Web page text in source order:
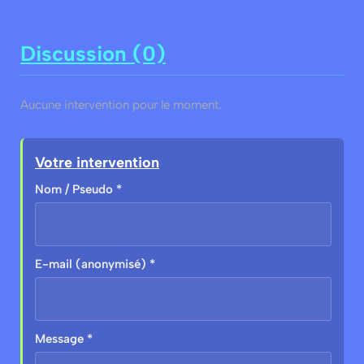
Discussion (0)
Aucune intervention pour le moment.
Votre intervention
Nom / Pseudo *
E-mail (anonymisé) *
Message *